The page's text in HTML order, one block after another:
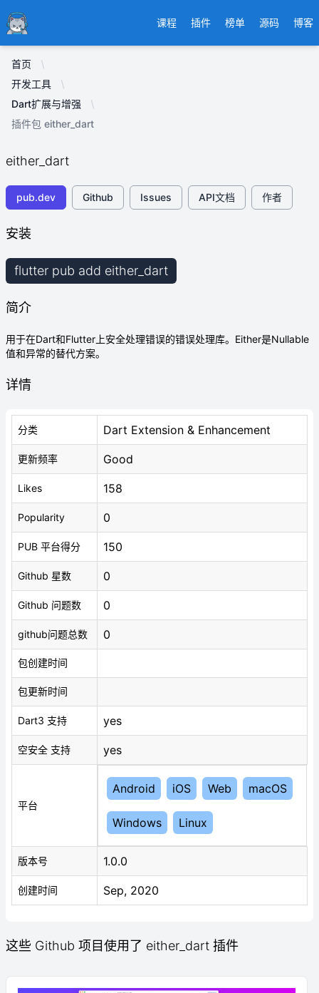
Ducafecat 课程 插件 榜单 源码 博客
首页
开发工具
Dart扩展与增强
插件包 either_dart
either_dart
pub.dev Github Issues API文档 作者
安装
flutter pub add either_dart
简介
用于在Dart和Flutter上安全处理错误的错误处理库。Either是Nullable
值和异常的替代方案。
详情
分类 Dart Extension & Enhancement
更新频率 Good
Likes 158
Popularity 0
PUB 平台得分 150
Github 星数 0
Github 问题数 0
github问题总数 0
包创建时间
包更新时间
Dart3 支持 yes
空安全 支持 yes
平台
Android iOS Web macOS
Windows Linux
版本号 1.0.0
创建时间 Sep, 2020
这些 Github 项目使用了 either_dart 插件